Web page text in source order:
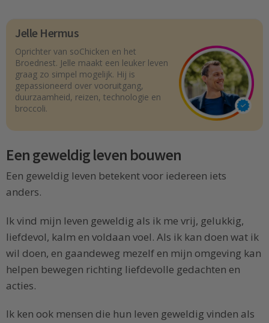
Jelle Hermus
Oprichter van soChicken en het
Broednest. Jelle maakt een leuker leven
graag zo simpel mogelijk. Hij is
gepassioneerd over vooruitgang,
duurzaamheid, reizen, technologie en
broccoli.
Een geweldig leven bouwen
Een geweldig leven betekent voor iedereen iets
anders.
Ik vind mijn leven geweldig als ik me vrij, gelukkig,
liefdevol, kalm en voldaan voel. Als ik kan doen wat ik
wil doen, en gaandeweg mezelf en mijn omgeving kan
helpen bewegen richting liefdevolle gedachten en
acties.
Ik ken ook mensen die hun leven geweldig vinden als